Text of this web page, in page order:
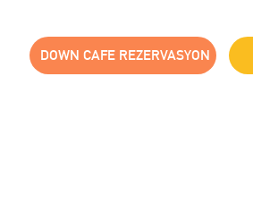
DOWN CAFE REZERVASYON